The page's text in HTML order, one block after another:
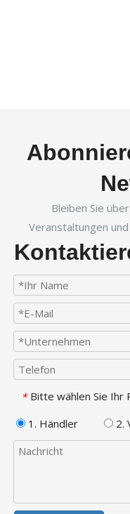
Bleiben Sie
Veranstaltungen
* Bitte wählen Sie Ihr
1. Händler
2.